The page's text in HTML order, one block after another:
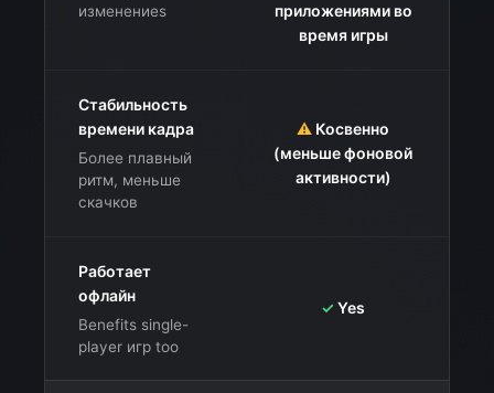
изменениеs
приложениями во
время игры
Стабильность
времени кадра
Более плавный
ритм, меньше
скачков
⚠️ Косвенно
(меньше фоновой
активности)
Работает
офлайн
Benefits single-
player игр too
✓Yes